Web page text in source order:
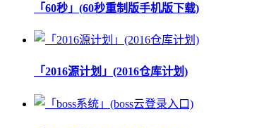
「60秒」(60秒重制版手机版下载)
「2016源计划」(2016仓库计划)